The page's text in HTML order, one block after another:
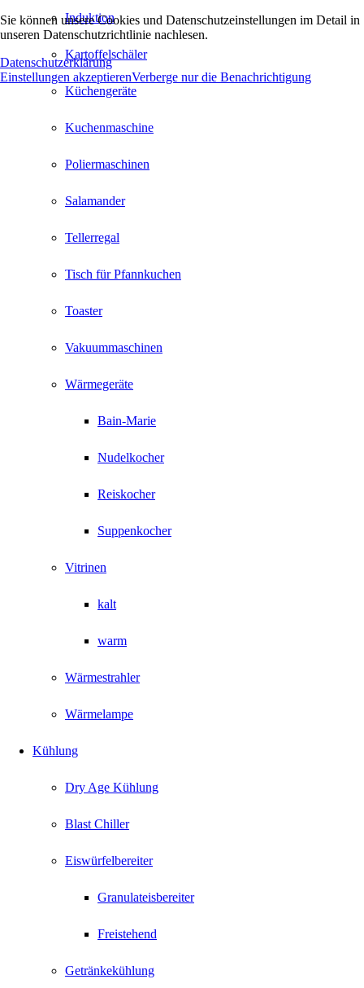
Induktion
Kartoffelschäler
Küchengeräte
Kuchenmaschine
Poliermaschinen
Salamander
Tellerregal
Tisch für Pfannkuchen
Toaster
Vakuummaschinen
Wärmegeräte
Bain-Marie
Nudelkocher
Reiskocher
Suppenkocher
Vitrinen
kalt
warm
Wärmestrahler
Wärmelampe
Kühlung
Dry Age Kühlung
Blast Chiller
Eiswürfelbereiter
Granulateisbereiter
Freistehend
Getränkekühlung
Sie können unsere Cookies und Datenschutzeinstellungen im Detail in
unseren Datenschutzrichtlinie nachlesen.
Datenschutzerklärung
Einstellungen akzeptierenVerberge nur die Benachrichtigung